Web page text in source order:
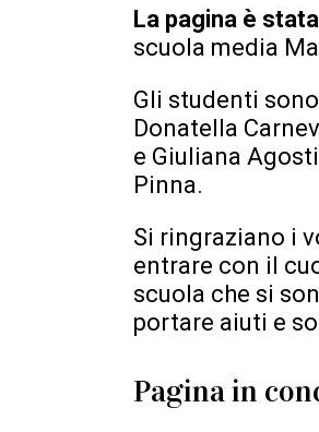
La pagina è stata
scuola media
Gli studenti
Donatella
e Giuliana
Pinna.
Si ringraziano i
entrare con il
scuola che si
portare aiuti e
Pagina in